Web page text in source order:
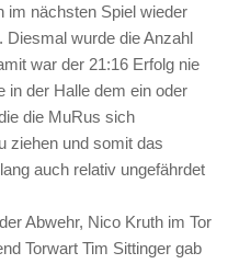
im nächsten Spiel wieder
Diesmal wurde die Anzahl
war der 21:16 Erfolg nie
in der Halle dem ein oder
die MuRus sich
ziehen und somit das
auch relativ ungefährdet
Abwehr, Nico Kruth im Tor
Torwart Tim Sittinger gab